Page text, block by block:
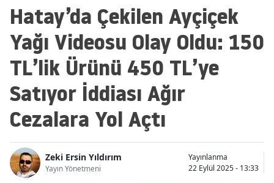
Amasya
Ankara
Antalya
Artvin
Balıkesir
Bilecik
Hatay’da Çekilen Ayçiçek
Yağı Videosu Olay Oldu: 150
TL’lik Ürünü 450 TL’ye
Satıyor İddiası Ağır
Cezalara Yol Açtı
Zeki Ersin Yıldırım
Yayın Yönetmeni
Yayınlanma
22 Eylül 2025 - 13:33